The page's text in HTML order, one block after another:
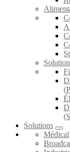
Solutions
Médical